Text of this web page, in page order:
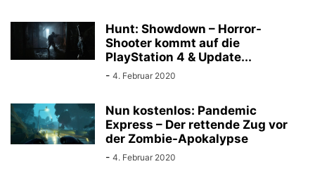
Hunt: Showdown – Horror-
Shooter kommt auf die
PlayStation 4 & Update...
- 4. Februar 2020
Nun kostenlos: Pandemic
Express – Der rettende Zug vor
der Zombie-Apokalypse
- 4. Februar 2020